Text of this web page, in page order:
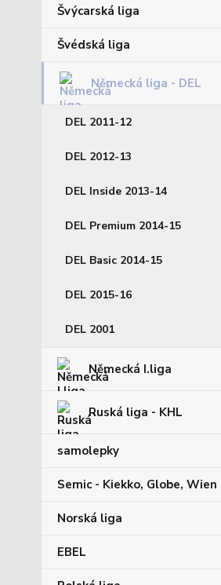
Švýcarská liga
Švédská liga
Německá liga - DEL
DEL 2011-12
DEL 2012-13
DEL Inside 2013-14
DEL Premium 2014-15
DEL Basic 2014-15
DEL 2015-16
DEL 2001
Německá I.liga
Ruská liga - KHL
samolepky
Semic - Kiekko, Globe, Wien
Norská liga
EBEL